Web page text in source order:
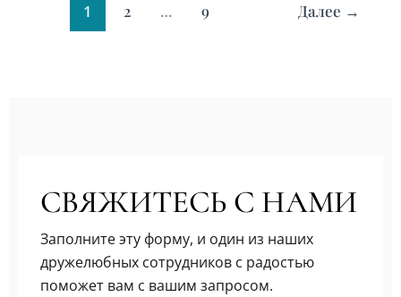
1 2 … 9 Далее →
СВЯЖИТЕСЬ С НАМИ
Заполните эту форму, и один из наших
дружелюбных сотрудников с радостью
поможет вам с вашим запросом.